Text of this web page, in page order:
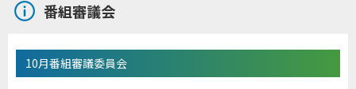
番組審議会
10月番組審議委員会